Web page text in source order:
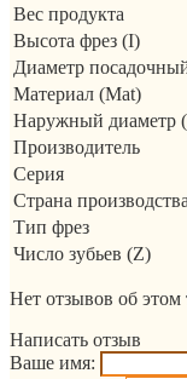
Вес продукта
Высота фрез (I)
Диаметр
Материал (Mat)
Наружный диаметр
Производитель
Серия
Страна производства
Тип фрез
Число зубьев (Z)
Нет отзывов об этом
Написать отзыв
Ваше имя: